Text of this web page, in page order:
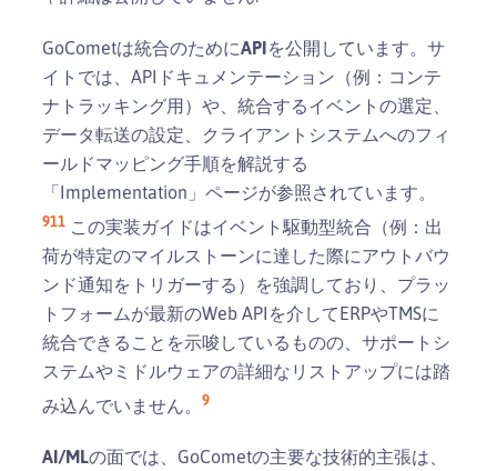
GoCometは統合のためにAPIを公開しています。サ
イトでは、APIドキュメンテーション（例：コンテ
ナトラッキング用）や、統合するイベントの選定、
データ転送の設定、クライアントシステムへのフィ
ールドマッピング手順を解説する
「Implementation」ページが参照されています。
911 この実装ガイドはイベント駆動型統合（例：出
荷が特定のマイルストーンに達した際にアウトバウ
ンド通知をトリガーする）を強調しており、プラッ
トフォームが最新のWeb APIを介してERPやTMSに
統合できることを示唆しているものの、サポートシ
ステムやミドルウェアの詳細なリストアップには踏
み込んでいません。 9
AI/MLの面では、GoCometの主要な技術的主張は、